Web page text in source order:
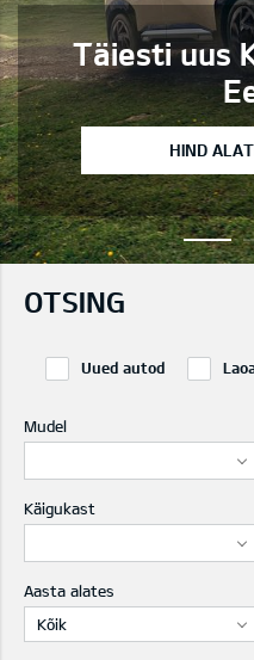
Täiesti uus
HIND
OTSING
Uued autod
Mudel
Käigukast
Aasta alates
Kõik